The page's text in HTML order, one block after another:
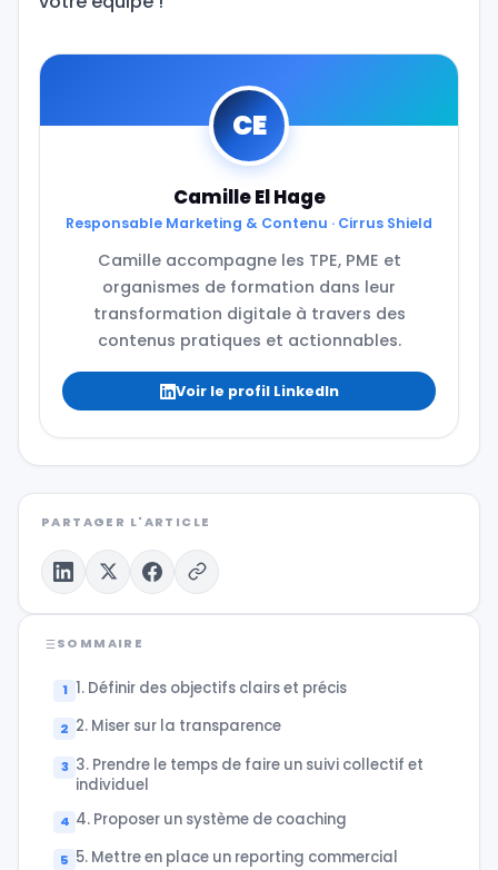
CE
Camille El Hage
Responsable Marketing & Contenu · Cirrus Shield
Camille accompagne les TPE, PME et
organismes de formation dans leur
transformation digitale à travers des
contenus pratiques et actionnables.
Voir le profil LinkedIn
PARTAGER L'ARTICLE
SOMMAIRE
1. Définir des objectifs clairs et précis
2. Miser sur la transparence
3. Prendre le temps de faire un suivi collectif et
individuel
4. Proposer un système de coaching
5. Mettre en place un reporting commercial